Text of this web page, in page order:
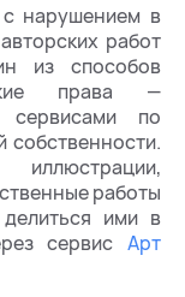
нарушением в
работ
из способов
права —
сервисами по
собственности.
иллюстрации,
работы
ими в
сервис Арт